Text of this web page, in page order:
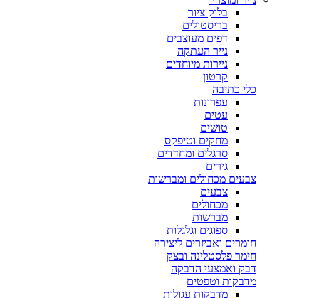
בלוק ציור
בריסטולים
דפים מעוצבים
נייר העתקה
ניירות מיוחדים
קרטון
כלי כתיבה
עפרונות
עטים
טושים
מחקים וטיפקס
סרגלים ומחדדים
גירים
צבעים מכחולים ומברשות
צבעים
מכחולים
מברשות
ספוגים וגלגלות
חומרים ואביזרים ליצירה
חימר פלסטלינה ובצק
דבק ואמצעי הדבקה
מדבקות וטפטים
מדבקות עגולות